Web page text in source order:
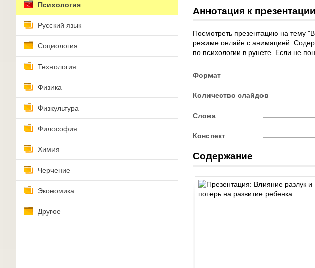
Психология
Русский язык
Социология
Технология
Физика
Физкультура
Философия
Химия
Черчение
Экономика
Другое
Аннотация к презентации
Посмотреть презентацию на тему
режиме онлайн с анимацией.
по психологии в рунете. Если не
Формат
Количество слайдов
Слова
Конспект
Содержание